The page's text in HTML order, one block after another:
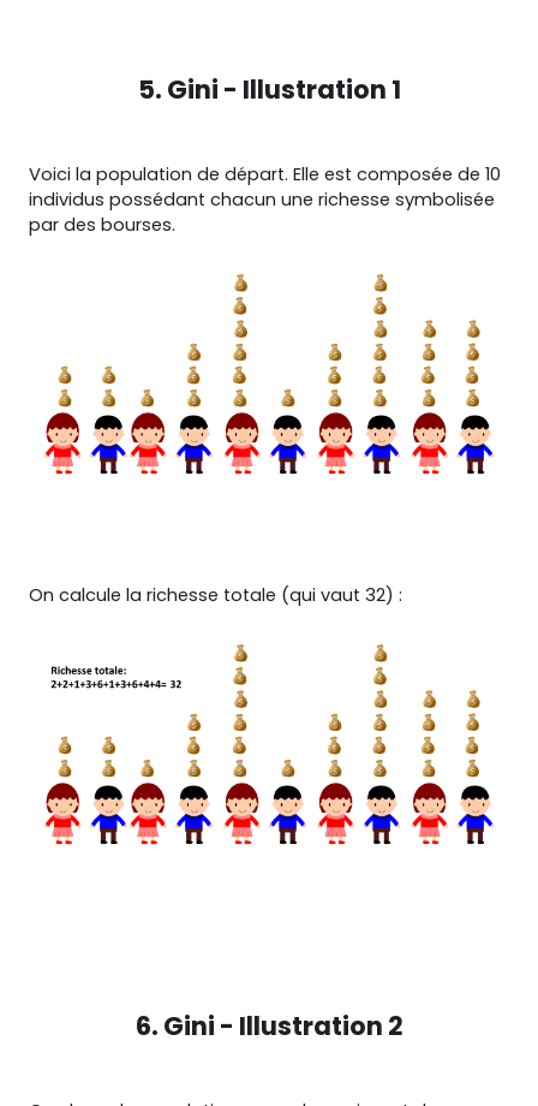
5. Gini - Illustration 1
Voici la population de départ. Elle est composée de 10
individus possédant chacun une richesse symbolisée
par des bourses.
On calcule la richesse totale (qui vaut 32) :
6. Gini - Illustration 2